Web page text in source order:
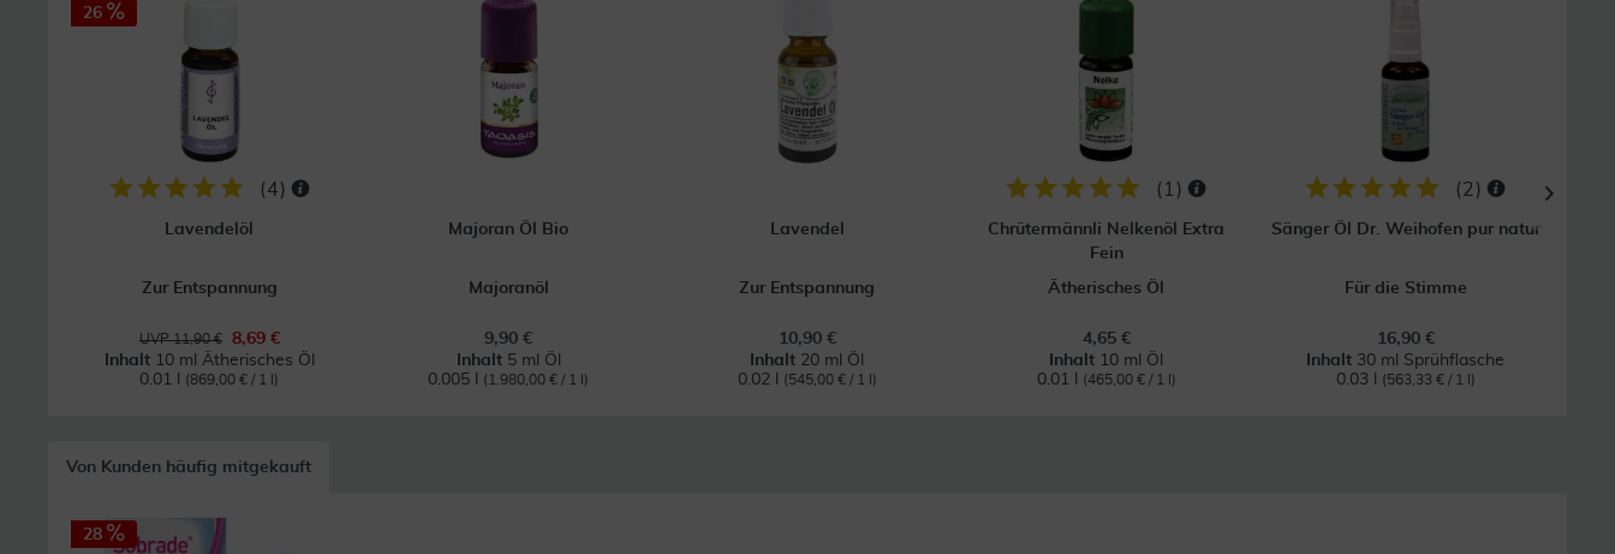
26
(4)
Lavendelöl
Zur Entspannung
UVP 11,90 €
8,69 €
Inhalt 10 ml Ätherisches Öl
0.01 l
(869,00 € / 1 l)
Majoran Öl Bio
Majoranöl
9,90 €
Inhalt 5 ml Öl
0.005 l
(1.980,00 € / 1 l)
Lavendel
Zur Entspannung
10,90 €
Inhalt 20 ml Öl
0.02 l
(545,00 € / 1 l)
( 1 )
Chrütermännli Nelkenöl Extra
Fein
Ätherisches Öl
4,65 €
Inhalt 10 ml Öl
0.01 l
(465,00 € / 1 l)
(2 )
Sänger Öl Dr. Weihofen pur natur
Für die Stimme
16,90 €
Inhalt 30 ml Sprühflasche
0.03 l
(563,33 € / 1 l)
Von Kunden häufig mitgekauft
28